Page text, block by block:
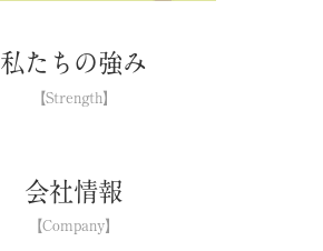
私たちの強み
会社情報